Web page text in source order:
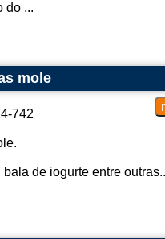
do ...
mole
742
de iogurte entre